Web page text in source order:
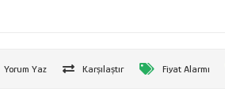
Yorum Yaz Karşılaştır Fiyat Alarmı